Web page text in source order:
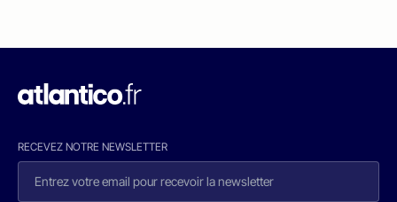
RECEVEZ NOTRE NEWSLETTER